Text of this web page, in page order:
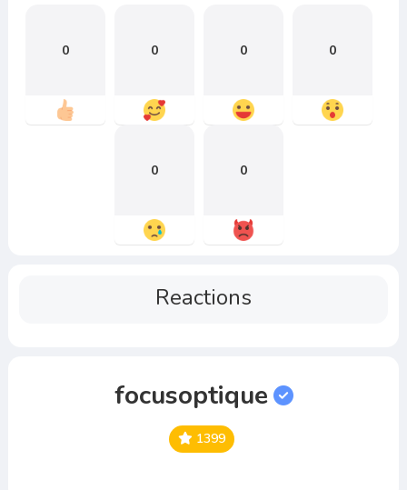
0 0 0 0
0 0
Reactions
focusoptique
1399